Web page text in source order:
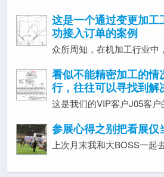
这是一个通过变更加工
功接入订单的案例
众所周知，在机加工行业
看似不能精密加工的情
行，往往可以寻找到解
这是我们的VIP客户J05客
参展心得之别把看展仅
上次月末我和大BOSS一起